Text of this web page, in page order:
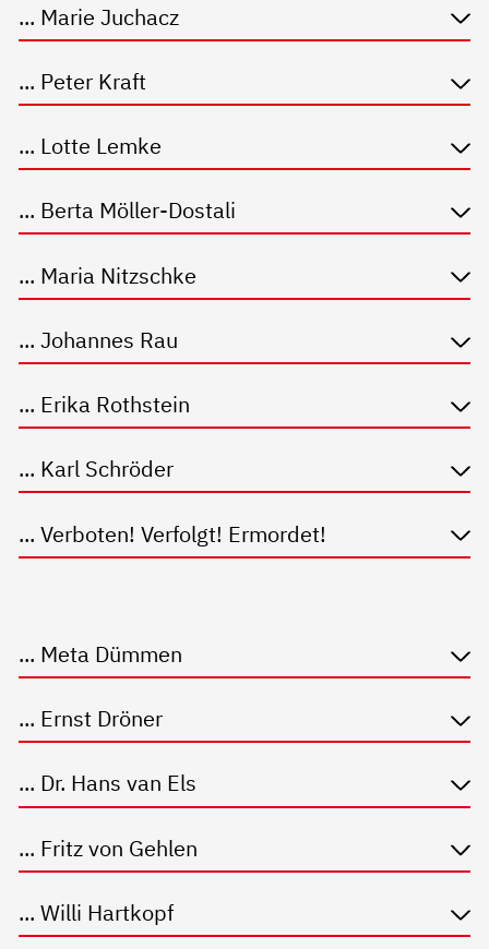
... Marie Juchacz
... Peter Kraft
... Lotte Lemke
... Berta Möller-Dostali
... Maria Nitzschke
... Johannes Rau
... Erika Rothstein
... Karl Schröder
... Verboten! Verfolgt! Ermordet!
... Meta Dümmen
... Ernst Dröner
... Dr. Hans van Els
... Fritz von Gehlen
... Willi Hartkopf